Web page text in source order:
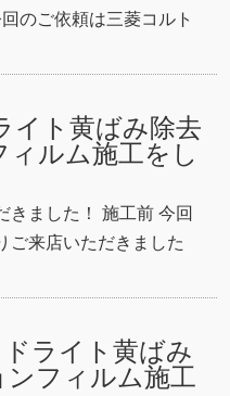
のご依頼は三菱コルト
イト黄ばみ除去
ィルム施工をし
きました！ 施工前 今回
ご来店いただきました
ライト黄ばみ
ンフィルム施工